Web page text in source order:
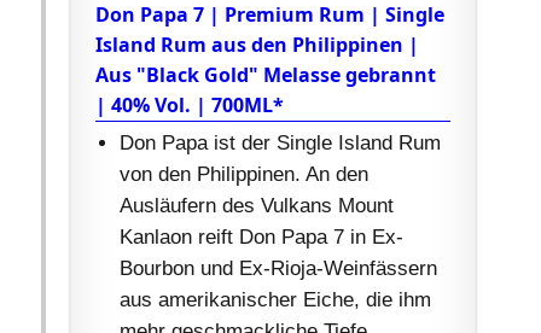
Don Papa 7 | Premium Rum | Single
Island Rum aus den Philippinen |
Aus "Black Gold" Melasse gebrannt
| 40% Vol. | 700ML*
Don Papa ist der Single Island Rum
von den Philippinen. An den
Ausläufern des Vulkans Mount
Kanlaon reift Don Papa 7 in Ex-
Bourbon und Ex-Rioja-Weinfässern
aus amerikanischer Eiche, die ihm